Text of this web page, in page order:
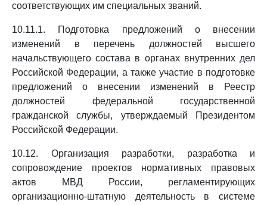
соответствующих им специальных званий.
10.11.1. Подготовка предложений о внесении
изменений в перечень должностей высшего
начальствующего состава в органах внутренних дел
Российской Федерации, а также участие в подготовке
предложений о внесении изменений в Реестр
должностей федеральной государственной
гражданской службы, утверждаемый Президентом
Российской Федерации.
10.12. Организация разработки, разработка и
сопровождение проектов нормативных правовых
актов МВД России, регламентирующих
организационно-штатную деятельность в системе